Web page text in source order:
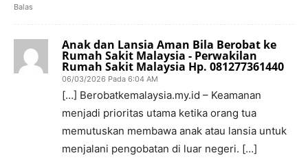
Balas
Anak dan Lansia Aman Bila Berobat ke
Rumah Sakit Malaysia - Perwakilan
Rumah Sakit Malaysia Hp. 081277361440
06/03/2026 Pada 6:04 AM
[…] Berobatkemalaysia.my.id – Keamanan
menjadi prioritas utama ketika orang tua
memutuskan membawa anak atau lansia untuk
menjalani pengobatan di luar negeri. […]